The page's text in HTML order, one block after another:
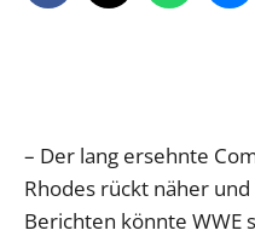
– Der lang ersehnte
Rhodes rückt näher
Berichten könnte WWE